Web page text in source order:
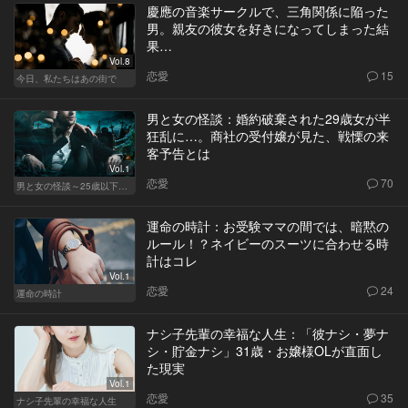
Vol.8
今日、私たちはあの街で
慶應の音楽サークルで、三角関係に陥った
男。親友の彼女を好きになってしまった結
果…
恋愛 15
Vol.1
男と女の怪談：婚約破棄された29歳女が半
狂乱に…。商社の受付嬢が見た、戦慄の来
客予告とは
恋愛 70
Vol.1
運命の時計
運命の時計：お受験ママの間では、暗黙の
ルール！？ネイビーのスーツに合わせる時
計はコレ
恋愛 24
Vol.1
ナシ子先輩の幸福な人生
ナシ子先輩の幸福な人生：「彼ナシ・夢ナ
シ・貯金ナシ」31歳・お嬢様OLが直面し
た現実
恋愛 35